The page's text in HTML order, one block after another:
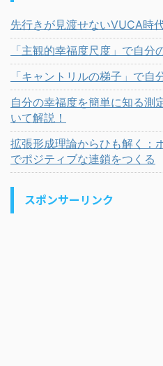
先行きが見渡せないVUCA時
「主観的幸福度尺度」で自分
「キャントリルの梯子」で自
自分の幸福度を簡単に知る測
いて解説！
拡張形成理論からひも解く：
でポジティブな連鎖をつくる
スポンサーリンク